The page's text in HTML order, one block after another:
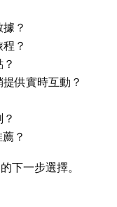
？
？
供實時互動？
？
下一步選擇。